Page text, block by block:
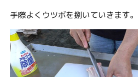
手際よくウツボを捌いていきます。